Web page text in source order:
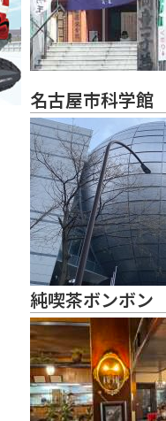
名古屋市科学館
純喫茶ボンボン